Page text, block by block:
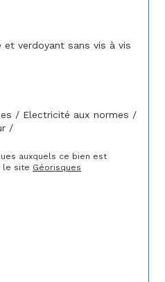
et verdoyant sans vis à vis
/ Electricité aux normes /
/
auxquels ce bien est
le site Géorisques